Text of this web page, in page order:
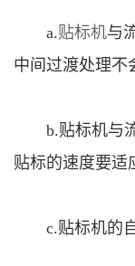
a.贴标机与
中间过渡处理不
b.贴标机与流
贴标的速度要适
c.贴标机的自